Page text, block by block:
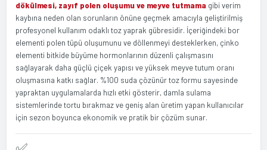
dökülmesi, zayıf polen oluşumu ve meyve tutmama gibi verim
kaybına neden olan sorunların önüne geçmek amacıyla geliştirilmiş
profesyonel kullanım odaklı toz yaprak gübresidir. İçeriğindeki bor
elementi polen tüpü oluşumunu ve döllenmeyi desteklerken, çinko
elementi bitkide büyüme hormonlarının düzenli çalışmasını
sağlayarak daha güçlü çiçek yapısı ve yüksek meyve tutum oranı
oluşmasına katkı sağlar. %100 suda çözünür toz formu sayesinde
yapraktan uygulamalarda hızlı etki gösterir, damla sulama
sistemlerinde tortu bırakmaz ve geniş alan üretim yapan kullanıcılar
için sezon boyunca ekonomik ve pratik bir çözüm sunar.